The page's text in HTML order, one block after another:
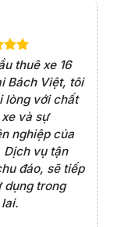
thuê xe 16
Bách Việt, tôi
lòng với chất
và sự
nghiệp của
Dịch vụ tận
đáo, sẽ tiếp
dụng trong